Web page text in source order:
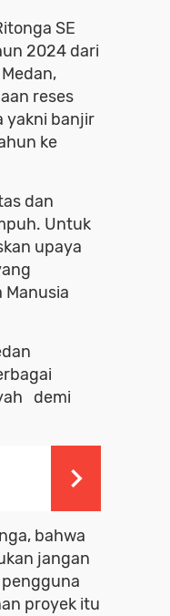
SE
2024 dari
reses
yakni banjir
ke
dan
Untuk
upaya
Manusia
demi
bahwa
jangan
proyek itu